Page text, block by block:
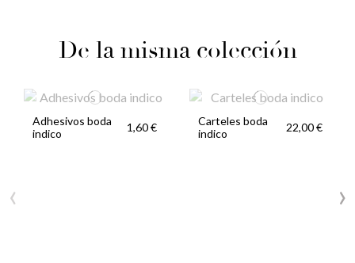
De la misma colección
Adhesivos boda
indico
1,60 €
Carteles boda
indico
22,00 €
‹ ›